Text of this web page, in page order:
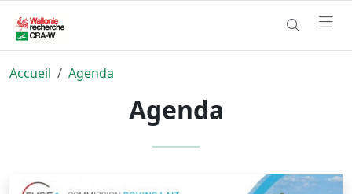
Accueil Agenda
Agenda